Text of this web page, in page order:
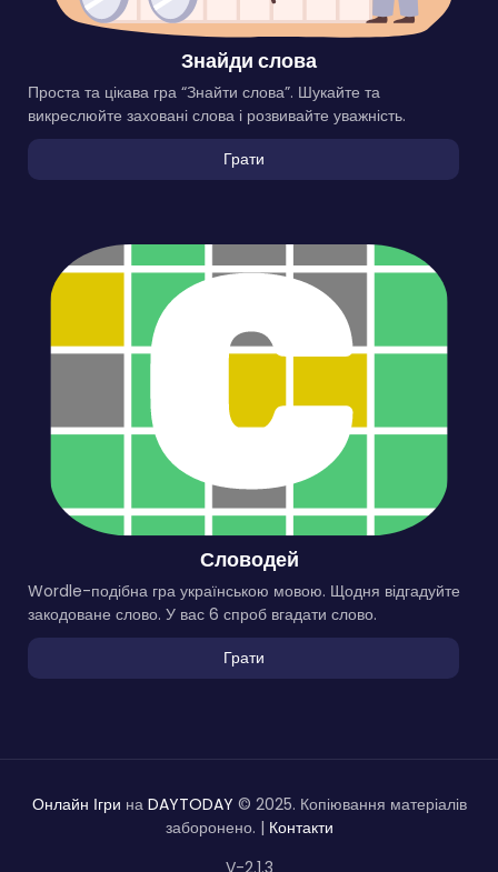
Знайди слова
Проста та цікава гра “Знайти слова”. Шукайте та
викреслюйте заховані слова і розвивайте уважність.
Грати
Словодей
Wordle-подібна гра українською мовою. Щодня відгадуйте
закодоване слово. У вас 6 спроб вгадати слово.
Грати
Онлайн Ігри на DAYTODAY © 2025. Копіювання матеріалів
заборонено. | Контакти